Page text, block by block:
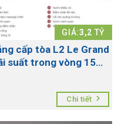
GIÁ:3,2 TỶ
cấp tòa L2 Le Grand
suất trong vòng 15
Chi tiết